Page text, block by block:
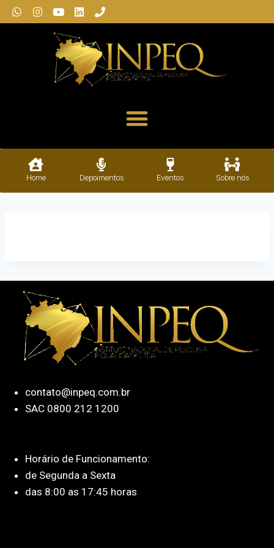
Home Depoimentos Eventos Sobre nós
contato@inpeq.com.br
SAC 0800 212 1200
Horário de Funcionamento:
de Segunda a Sexta
das 8:00 as 17:45 horas